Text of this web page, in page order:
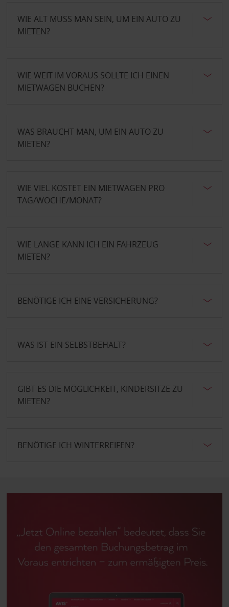
WIE ALT MUSS MAN SEIN, UM EIN AUTO ZU
MIETEN?
WIE WEIT IM VORAUS SOLLTE ICH EINEN
MIETWAGEN BUCHEN?
WAS BRAUCHT MAN, UM EIN AUTO ZU
MIETEN?
WIE VIEL KOSTET EIN MIETWAGEN PRO
TAG/WOCHE/MONAT?
WIE LANGE KANN ICH EIN FAHRZEUG
MIETEN?
BENÖTIGE ICH EINE VERSICHERUNG?
WAS IST EIN SELBSTBEHALT?
GIBT ES DIE MÖGLICHKEIT, KINDERSITZE ZU
MIETEN?
BENÖTIGE ICH WINTERREIFEN?